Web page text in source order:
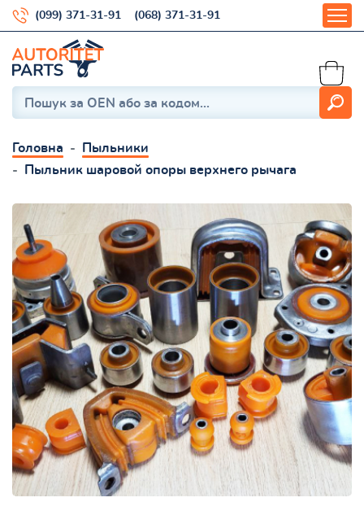
(099) 371-31-91 (068) 371-31-91
Головна
Пыльники
Пыльник шаровой опоры верхнего рычага